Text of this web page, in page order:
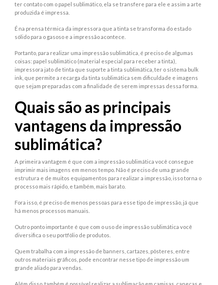
ter contato com o papel sublimático, ela se transfere para ele e assim a arte
produzida é impressa.
É na prensa térmica da impressora que a tinta se transforma do estado
sólido para o gasoso e a impressão acontece.
Portanto, para realizar uma impressão sublimática, é preciso de algumas
coisas: papel sublimático (material especial para receber a tinta),
impressora jato de tinta que suporte a tinta sublimática, ter o sistema bulk
ink, que permite a recarga da tinta sublimática sem dificuldade e imagens
que sejam preparadas com a finalidade de serem impressas dessa forma.
Quais são as principais
vantagens da impressão
sublimática?
A primeira vantagem é que com a impressão sublimática você consegue
imprimir mais imagens em menos tempo. Não é preciso de uma grande
estrutura e de muitos equipamentos para realizar a impressão, isso torna o
processo mais rápido, e também, mais barato.
Fora isso, é preciso de menos pessoas para esse tipo de impressão, já que
há menos processos manuais.
Outro ponto importante é que com o uso de impressão sublimática você
diversifica o seu portfólio de produtos.
Quem trabalha com a impressão de banners, cartazes, pôsteres, entre
outros materiais gráficos, pode encontrar nesse tipo de impressão um
grande aliado para vendas.